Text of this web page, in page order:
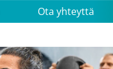
Ota yhteyttä